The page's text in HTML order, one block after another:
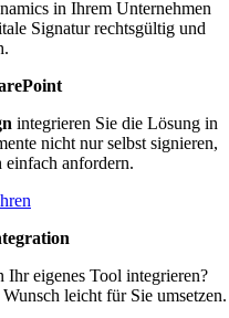
in Ihrem Unternehmen
Signatur rechtsgültig und
integrieren Sie die Lösung in
nicht nur selbst signieren,
einfach anfordern.
eigenes Tool integrieren?
leicht für Sie umsetzen.